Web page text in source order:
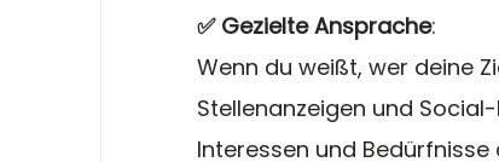
✅ Gezielte Ansprache:
Wenn du weißt, wer deine
Stellenanzeigen und
Interessen und